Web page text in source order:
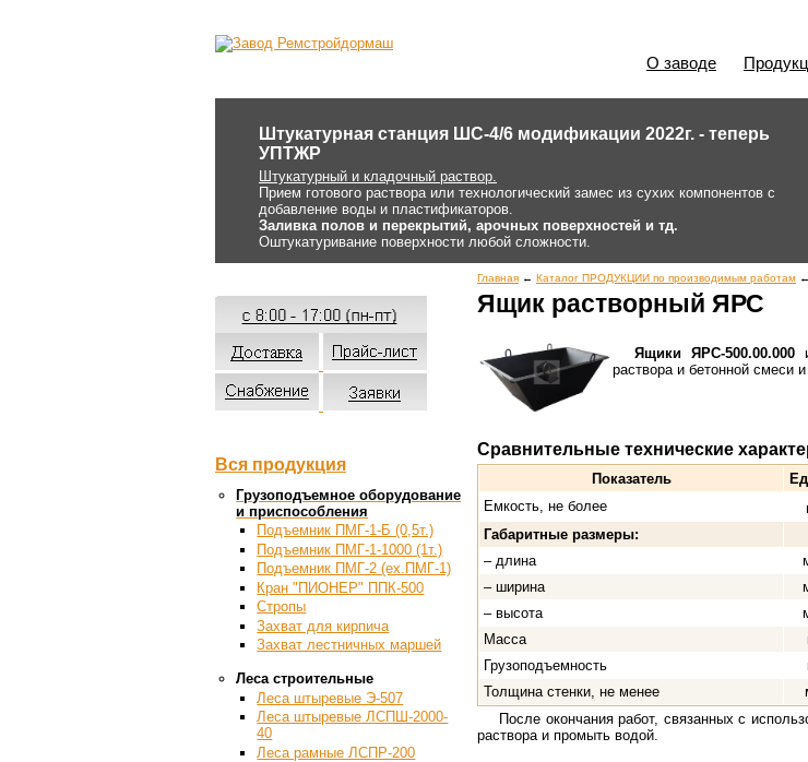
О заводе
Штукатурная станция ШС-4/6 модификации 2022г. - теперь
УПТЖР
Штукатурный и кладочный раствор.
Прием готового раствора или технологический замес из сухих компонентов с
добавление воды и пластификаторов.
Заливка полов и перекрытий, арочных поверхностей и тд.
Оштукатуривание поверхности любой сложности.
Вся продукция
Грузоподъемное оборудование
и приспособления
Подъемник ПМГ-1-Б (0,5т.)
Подъемник ПМГ-1-1000 (1т.)
Подъемник ПМГ-2 (ex.ПМГ-1)
Кран "ПИОНЕР" ППК-500
Стропы
Захват для кирпича
Захват лестничных маршей
Леса строительные
Леса штыревые Э-507
Леса штыревые ЛСПШ-2000-
40
Леса рамные ЛСПР-200
Главная ← Каталог ПРОДУКЦИИ по производимым работам ←
Ящик растворный ЯРС
Ящики ЯРС-500.00.000
раствора и бетонной смеси
Сравнительные технические
Показатель
Емкость, не более
Габаритные размеры:
– длина
– ширина
– высота
Масса
Грузоподъемность
Толщина стенки, не менее
После окончания работ, связанных с
раствора и промыть водой.